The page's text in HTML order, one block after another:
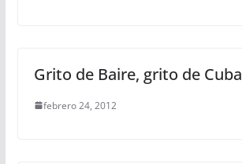
Grito de Baire, grito de Cuba
febrero 24, 2012